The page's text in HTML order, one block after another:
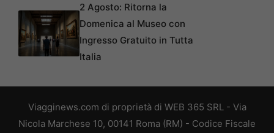
2 Agosto: Ritorna la
Domenica al Museo con
Ingresso Gratuito in Tutta
Italia
Viagginews.com di proprietà di WEB 365 SRL - Via
Nicola Marchese 10, 00141 Roma (RM) - Codice Fiscale